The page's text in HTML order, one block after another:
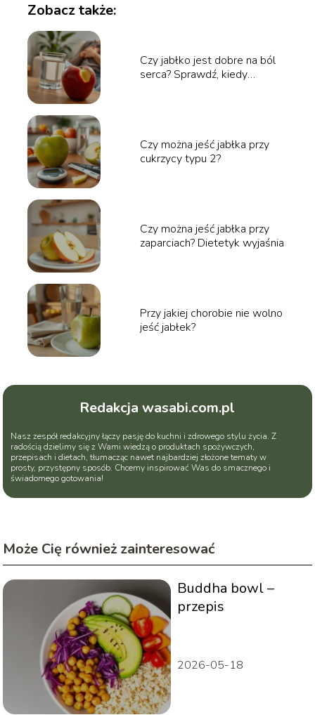
Zobacz także:
Czy jabłko jest dobre na ból
serca? Sprawdź, kiedy
Czy można jeść jabłka przy
cukrzycy typu 2?
Czy można jeść jabłka przy
zaparciach? Dietetyk wyjaśnia
Przy jakiej chorobie nie wolno
jeść jabłek?
Redakcja wasabi.com.pl
Nasz zespół redakcyjny łączy pasję do kuchni i zdrowego stylu życia. Z
radością dzielimy się z Wami wiedzą o produktach spożywczych,
przepisach i dietach, tłumacząc nawet najbardziej złożone tematy w
prosty, przystępny sposób. Chcemy inspirować Was do smacznego i
świadomego gotowania!
Może Cię również zainteresować
Buddha bowl –
przepis
2026-05-18